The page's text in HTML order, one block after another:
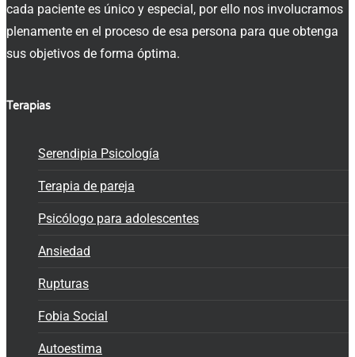
cada paciente es único y especial, por ello nos involucramos
plenamente en el proceso de esa persona para que obtenga
sus objetivos de forma óptima.
Terapias
Serendipia Psicología
Terapia de pareja
Psicólogo para adolescentes
Ansiedad
Rupturas
Fobia Social
Autoestima